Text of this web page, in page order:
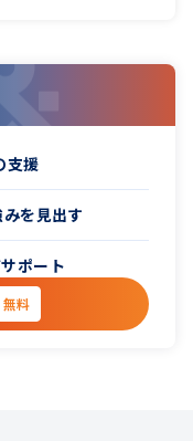
支援
を見出す
ポート
無料